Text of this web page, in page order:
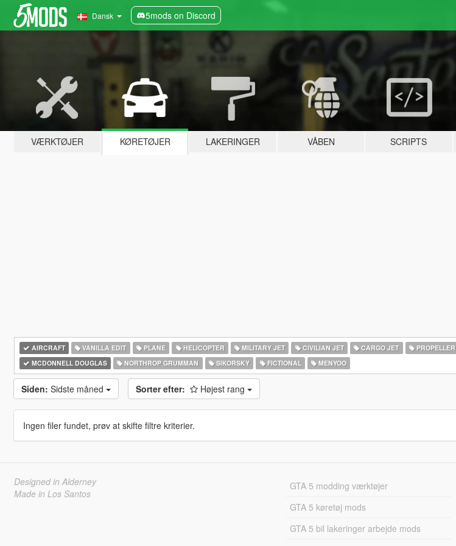
Dansk 5mods on Discord
VÆRKTØJER KØRETØJER LAKERINGER VÅBEN SCRIPTS
AIRCRAFT VANILLA EDIT PLANE HELICOPTER MILITARY JET CIVILIAN JET CARGO JET PROPELLER
MCDONNELL DOUGLAS
NORTHROP GRUMMAN SIKORSKY FICTIONAL MENYOO
Siden: Sidste måned Sorter efter: Højest rang
Ingen filer fundet, prøv at skifte filtre kriterier.
Designed in Alderney
Made in Los Santos
GTA 5 modding værktøjer
GTA 5 køretøj mods
GTA 5 bil lakeringer arbejde mods